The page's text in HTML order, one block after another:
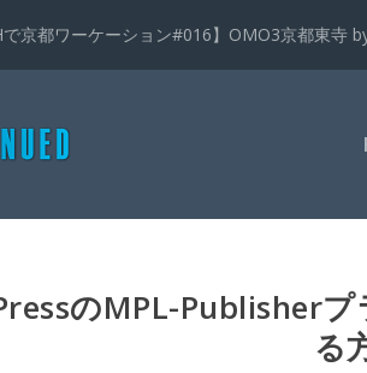
で京都ワーケーション#016】OMO3京都東寺
のMPL-Publisher
る